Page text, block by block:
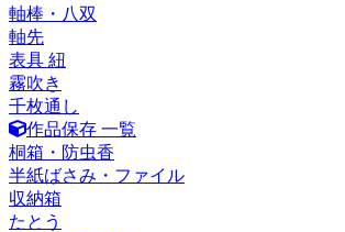
軸棒・八双
軸先
表具 紐
霧吹き
千枚通し
作品保存 一覧
桐箱・防虫香
半紙ばさみ・ファイル
収納箱
たとう